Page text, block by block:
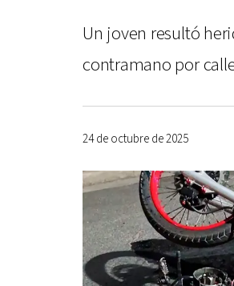
Un joven resultó
contramano por
24 de octubre de 2025